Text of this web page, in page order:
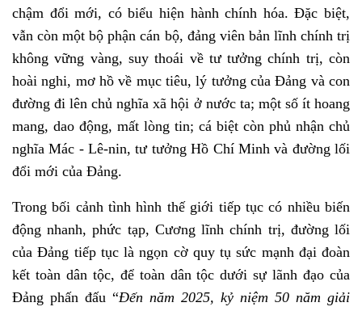
chậm đổi mới, có biểu hiện hành chính hóa. Đặc biệt,
vẫn còn một bộ phận cán bộ, đảng viên bản lĩnh chính trị
không vững vàng, suy thoái về tư tưởng chính trị, còn
hoài nghi, mơ hồ về mục tiêu, lý tưởng của Đảng và con
đường đi lên chủ nghĩa xã hội ở nước ta; một số ít hoang
mang, dao động, mất lòng tin; cá biệt còn phủ nhận chủ
nghĩa Mác - Lê-nin, tư tưởng Hồ Chí Minh và đường lối
đổi mới của Đảng.
Trong bối cảnh tình hình thế giới tiếp tục có nhiều biến
động nhanh, phức tạp, Cương lĩnh chính trị, đường lối
của Đảng tiếp tục là ngọn cờ quy tụ sức mạnh đại đoàn
kết toàn dân tộc, để toàn dân tộc dưới sự lãnh đạo của
Đảng phấn đấu “Đến năm 2025, kỷ niệm 50 năm giải